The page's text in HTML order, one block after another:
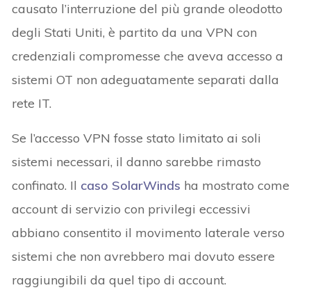
causato l’interruzione del più grande oleodotto
degli Stati Uniti, è partito da una VPN con
credenziali compromesse che aveva accesso a
sistemi OT non adeguatamente separati dalla
rete IT.
Se l’accesso VPN fosse stato limitato ai soli
sistemi necessari, il danno sarebbe rimasto
confinato. Il caso SolarWinds ha mostrato come
account di servizio con privilegi eccessivi
abbiano consentito il movimento laterale verso
sistemi che non avrebbero mai dovuto essere
raggiungibili da quel tipo di account.